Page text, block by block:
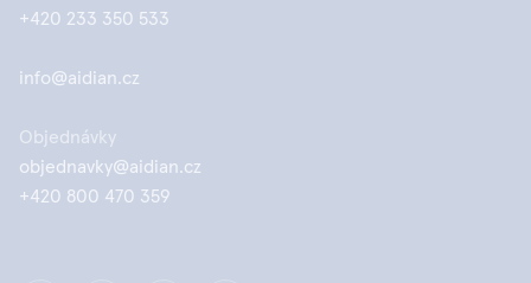
+420 233 350 533
info@aidian.cz
Objednávky
objednavky@aidian.cz
+420 800 470 359